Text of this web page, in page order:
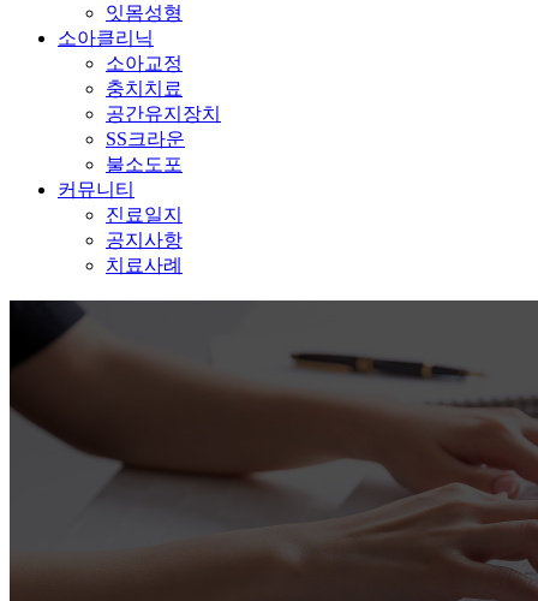
잇몸성형
소아클리닉
소아교정
충치치료
공간유지장치
SS크라운
불소도포
커뮤니티
진료일지
공지사항
치료사례